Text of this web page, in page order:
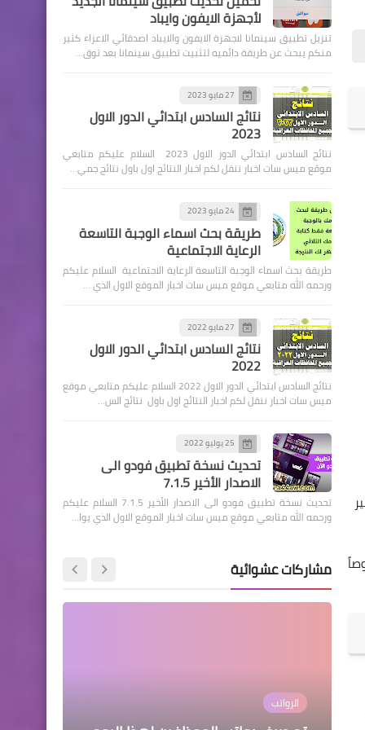
لأجهزة الايفون وايباد
تنزيل تطبيق سينمانا لاجهزة الايفون والايباد اصدقائي الاعزاء كثير
منكم يبحث عن طريقة دائميه لتثبيت تطبيق سينمانا بعد توق…
27 مايو 2023
نتائج السادس ابتدائي الدور الاول
2023
نتائج السادس ابتدائي الدور الاول 2023 السلام عليكم متابعي
موقع ميس سات اخبار ننقل لكم اخبار النتائج اول باول نتائج جمي…
24 مايو 2023
طريقة بحث اسماء الوجبة التاسعة
الرعاية الاجتماعية
طريقة بحث اسماء الوجبة التاسعة الرعاية الاجتماعية السلام عليكم
ورحمه الله متابعي موقع ميس سات اخبار الموقع الاول الذي …
27 مايو 2022
نتائج السادس ابتدائي الدور الاول
2022
نتائج السادس ابتدائي الدور الاول 2022 السلام عليكم متابعي موقع
ميس سات اخبار ننقل لكم اخبار النتائج اول باول نتائج الس…
25 يوليو 2022
تحديث نسخة تطبيق فودو الى
الاصدار الأخير 7.1.5
تحديث نسخة تطبيق فودو الى الاصدار الأخير 7.1.5 السلام عليكم
ورحمه الله متابعي موقع ميس سات اخبار الموقع الاول الذي يوا…
مشاركات عشوائية
الرواتب
اسماء االرعاية الاجتماعية
وزارة الداخلية
هيئة التقاعد الوطنية
وزارة الداخلية
اخبار العامة
اخبار درجات الحرارة في العراق
خلال اليومين المقبلين،
اخبارالطقس
دول العربية
وزارة العمل تكشف عن قروض
المشروع الطارئ ومبالغها
والجهات المستفيدة منها
اخبار وقرارت التربية
انتهى قبل قليل لقاء متلفز
الدراسي الجديد جمع كل من
مدير الأشراف والتقويم في